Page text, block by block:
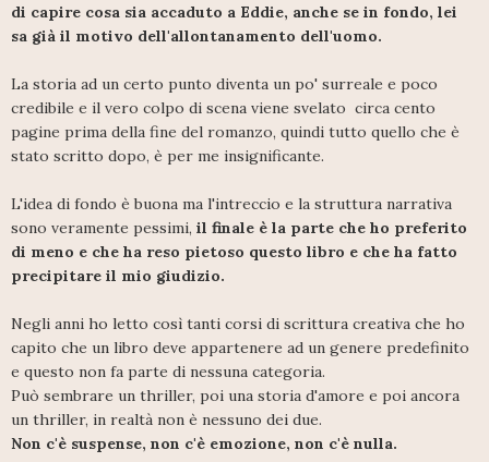
di capire cosa sia accaduto a Eddie, anche se in fondo, lei
sa già il motivo dell'allontanamento dell'uomo.
La storia ad un certo punto diventa un po' surreale e poco
credibile e il vero colpo di scena viene svelato circa cento
pagine prima della fine del romanzo, quindi tutto quello che è
stato scritto dopo, è per me insignificante.
L'idea di fondo è buona ma l'intreccio e la struttura narrativa
sono veramente pessimi, il finale è la parte che ho preferito
di meno e che ha reso pietoso questo libro e che ha fatto
precipitare il mio giudizio.
Negli anni ho letto così tanti corsi di scrittura creativa che ho
capito che un libro deve appartenere ad un genere predefinito
e questo non fa parte di nessuna categoria.
Può sembrare un thriller, poi una storia d'amore e poi ancora
un thriller, in realtà non è nessuno dei due.
Non c'è suspense, non c'è emozione, non c'è nulla.